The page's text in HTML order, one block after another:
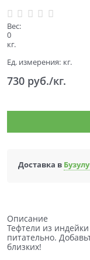
Вес:
0
кг.
Ед. измерения: кг.
730 руб./кг.
Доставка в
Описание
Тефтели из
питательно.
близких!